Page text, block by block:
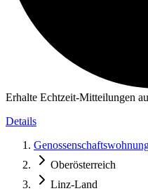
Erhalte Echtzeit-Mitteilungen
Details
Oberösterreich
Linz-Land